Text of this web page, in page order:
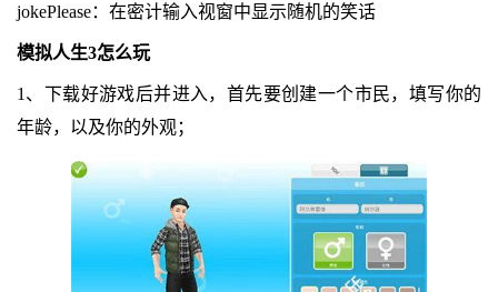
jokePlease：在密计输入视窗中显示随机的笑话
模拟人生3怎么玩
1、下载好游戏后并进入，首先要创建一个市民，填写你的
年龄，以及你的外观；